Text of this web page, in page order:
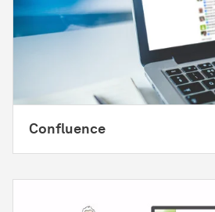
Confluence